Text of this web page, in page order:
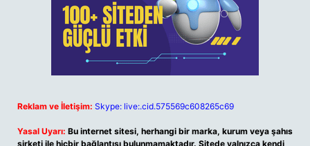
Reklam ve İletişim: Skype: live:.cid.575569c608265c69
Yasal Uyarı: Bu internet sitesi, herhangi bir marka, kurum veya şahıs
şirketi ile hiçbir bağlantısı bulunmamaktadır. Sitede yalnızca kendi